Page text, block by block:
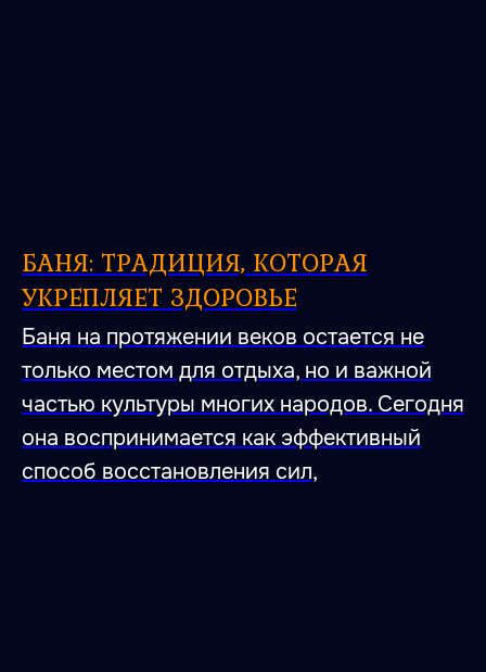
БАНЯ: ТРАДИЦИЯ, КОТОРАЯ
УКРЕПЛЯЕТ ЗДОРОВЬЕ
Баня на протяжении веков остается не
только местом для отдыха, но и важной
частью культуры многих народов. Сегодня
она воспринимается как эффективный
способ восстановления сил,